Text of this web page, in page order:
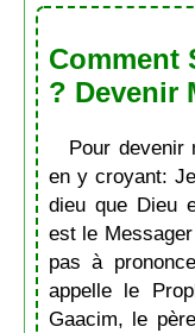
Comment
? Devenir
Pour devenir
en y croyant: Je
dieu que Dieu
est le
pas à
appelle le
Gaacim, le